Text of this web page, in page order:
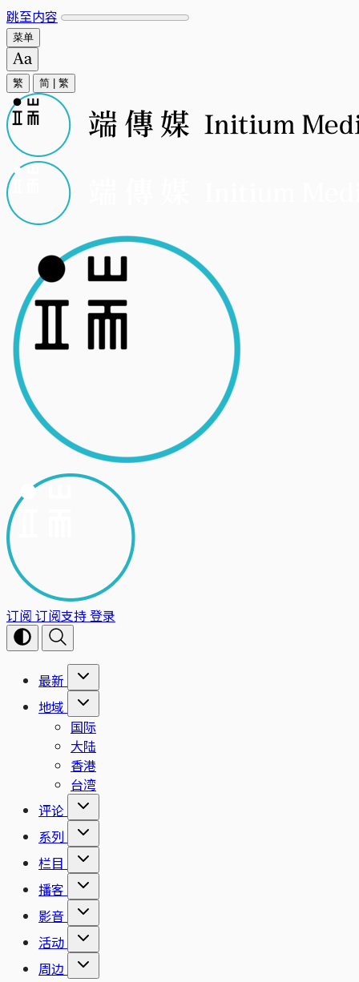
跳至内容
菜单
繁 简 繁
订阅 订阅支持登录
最新
地域
国际
大陆
香港
台湾
评论
系列
栏目
播客
影音
活动
周边